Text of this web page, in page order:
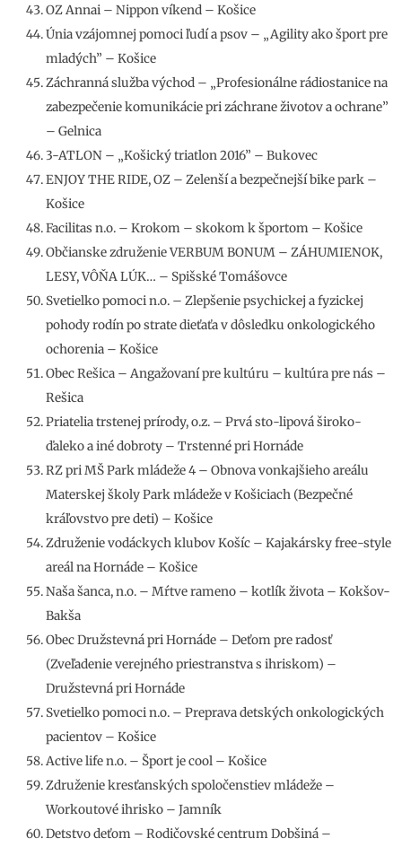
OZ Annai – Nippon víkend – Košice
Únia vzájomnej pomoci ľudí a psov – „Agility ako šport pre
mladých” – Košice
Záchranná služba východ – „Profesionálne rádiostanice na
zabezpečenie komunikácie pri záchrane životov a ochrane”
– Gelnica
3-ATLON – „Košický triatlon 2016” – Bukovec
ENJOY THE RIDE, OZ – Zelenší a bezpečnejší bike park –
Košice
Facilitas n.o. – Krokom – skokom k športom – Košice
Občianske združenie VERBUM BONUM – ZÁHUMIENOK,
LESY, VÔŇA LÚK… – Spišské Tomášovce
Svetielko pomoci n.o. – Zlepšenie psychickej a fyzickej
pohody rodín po strate dieťaťa v dôsledku onkologického
ochorenia – Košice
Obec Rešica – Angažovaní pre kultúru – kultúra pre nás –
Rešica
Priatelia trstenej prírody, o.z. – Prvá sto-lipová široko-
ďaleko a iné dobroty – Trstenné pri Hornáde
RZ pri MŠ Park mládeže 4 – Obnova vonkajšieho areálu
Materskej školy Park mládeže v Košiciach (Bezpečné
kráľovstvo pre deti) – Košice
Združenie vodáckych klubov Košíc – Kajakársky free-style
areál na Hornáde – Košice
Naša šanca, n.o. – Mŕtve rameno – kotlík života – Kokšov-
Bakša
Obec Družstevná pri Hornáde – Deťom pre radosť
(Zveľadenie verejného priestranstva s ihriskom) –
Družstevná pri Hornáde
Svetielko pomoci n.o. – Preprava detských onkologických
pacientov – Košice
Active life n.o. – Šport je cool – Košice
Združenie kresťanských spoločenstiev mládeže –
Workoutové ihrisko – Jamník
Detstvo deťom – Rodičovské centrum Dobšiná –